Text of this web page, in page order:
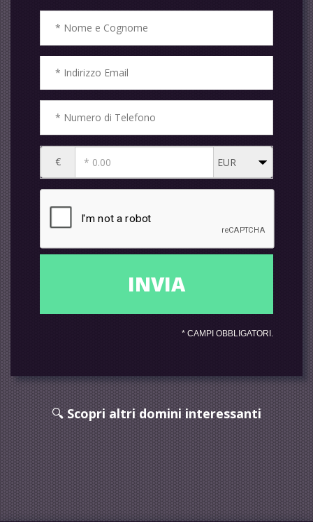
€
* CAMPI OBBLIGATORI.
🔍Scopri altri domini interessanti